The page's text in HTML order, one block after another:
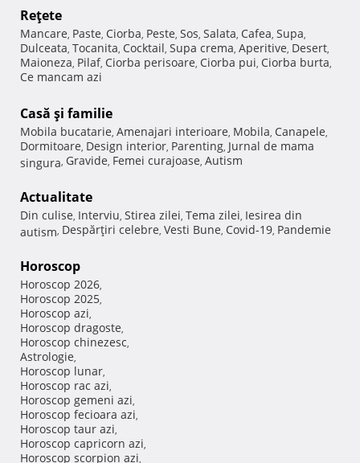
Reţete
Mancare, Paste, Ciorba, Peste, Sos, Salata, Cafea, Supa,
Dulceata, Tocanita, Cocktail, Supa crema, Aperitive, Desert,
Maioneza, Pilaf, Ciorba perisoare, Ciorba pui, Ciorba burta,
Ce mancam azi
Casă şi familie
Mobila bucatarie, Amenajari interioare, Mobila, Canapele,
Dormitoare, Design interior, Parenting, Jurnal de mama
singura, Gravide, Femei curajoase, Autism
Actualitate
Din culise, Interviu, Stirea zilei, Tema zilei, Iesirea din
autism, Despărţiri celebre, Vesti Bune, Covid-19, Pandemie
Horoscop
Horoscop 2026,
Horoscop 2025,
Horoscop azi,
Horoscop dragoste,
Horoscop chinezesc,
Astrologie,
Horoscop lunar,
Horoscop rac azi,
Horoscop gemeni azi,
Horoscop fecioara azi,
Horoscop taur azi,
Horoscop capricorn azi,
Horoscop scorpion azi,